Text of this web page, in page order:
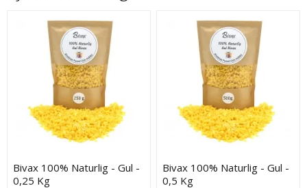
Bivax 100% Naturlig - Gul -
0,25 Kg
Bivax 100% Naturlig - Gul -
0,5 Kg